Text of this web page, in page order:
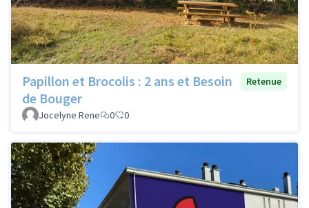
Papillon et Brocolis : 2 ans et Besoin
de Bouger
Retenue
Jocelyne Rene 0 0